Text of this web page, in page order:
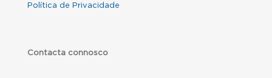
Política de Privacidade
Contacta connosco